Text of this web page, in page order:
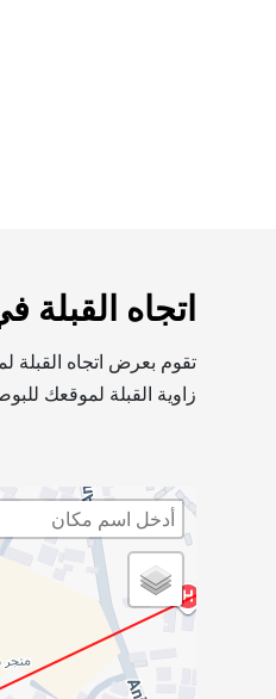
اتجاه القبلة
تقوم بعرض اتجاه القبلة
زاوية القبلة لموقعك